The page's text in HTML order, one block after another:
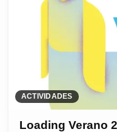
ACTIVIDADES
Loading Verano